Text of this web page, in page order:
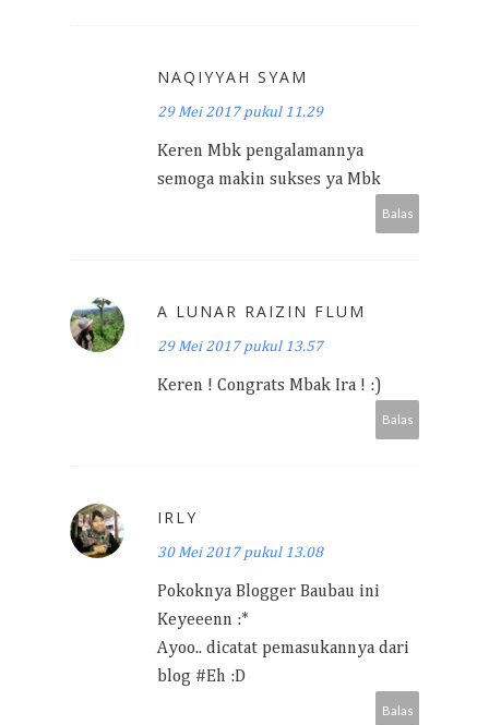
NAQIYYAH SYAM
29 Mei 2017 pukul 11.29
Keren Mbk pengalamannya
semoga makin sukses ya Mbk
Balas
A LUNAR RAIZIN FLUM
29 Mei 2017 pukul 13.57
Keren ! Congrats Mbak Ira ! :)
Balas
IRLY
30 Mei 2017 pukul 13.08
Pokoknya Blogger Baubau ini
Keyeeenn :*
Ayoo.. dicatat pemasukannya dari
blog #Eh :D
Balas